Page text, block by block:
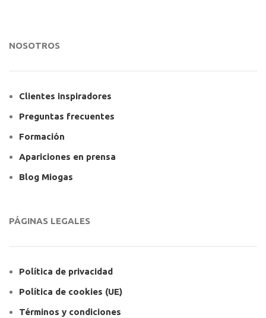
NOSOTROS
Clientes inspiradores
Preguntas frecuentes
Formación
Apariciones en prensa
Blog Miogas
PÁGINAS LEGALES
Política de privacidad
Política de cookies (UE)
Términos y condiciones